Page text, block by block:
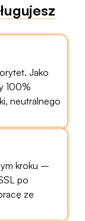
Jako
100%
neutralnego
kroku –
po
ze